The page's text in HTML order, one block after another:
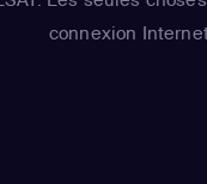
connexion